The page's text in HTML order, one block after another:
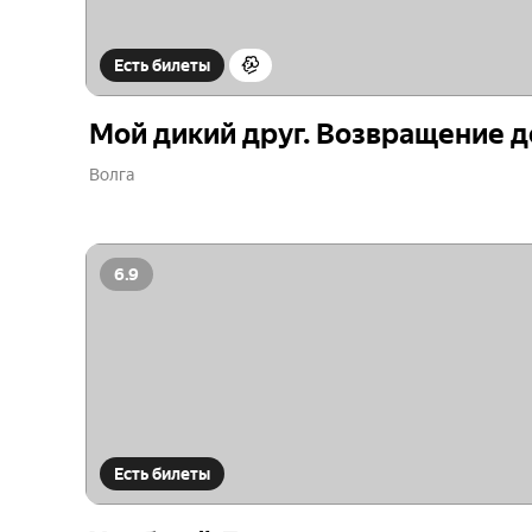
Есть билеты
Мой дикий друг. Возвращение
Волга
6.9
Есть билеты